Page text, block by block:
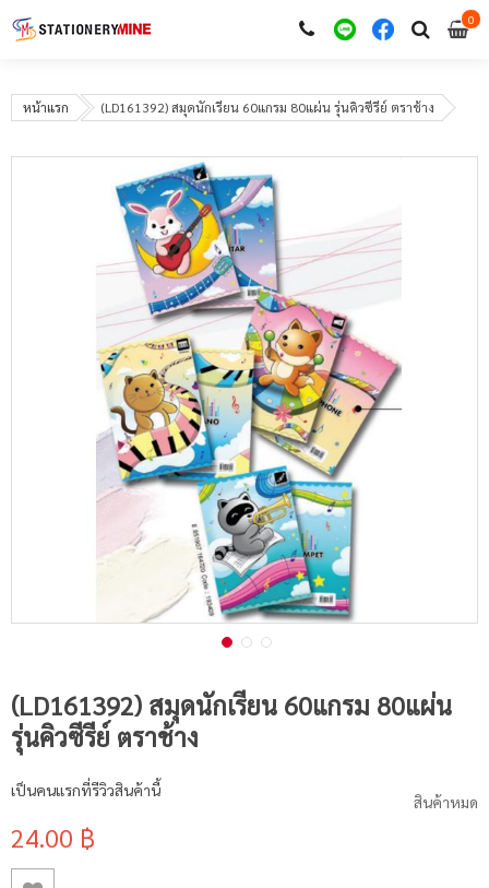
00
หน้าแรก (LD161392) สมุดนักเรียน 60แกรม 80แผ่น รุ่นคิวซีรีย์ ตราช้าง
(LD161392) สมุดนักเรียน 60แกรม 80แผ่น
รุ่นคิวซีรีย์ ตราช้าง
สินค้าหมด
เป็นคนแรกที่รีวิวสินค้านี้
24.00 ฿